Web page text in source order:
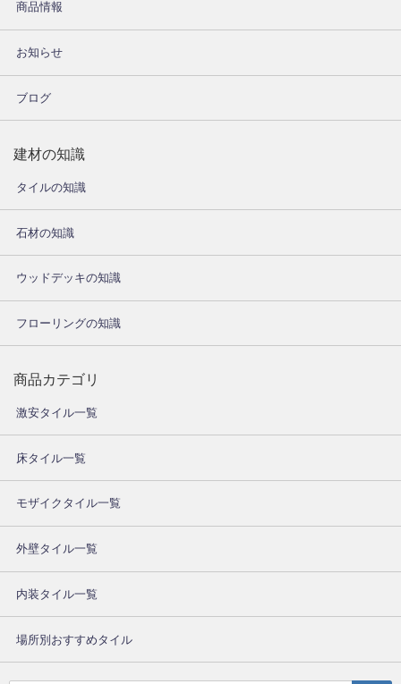
商品情報
お知らせ
ブログ
建材の知識
タイルの知識
石材の知識
ウッドデッキの知識
フローリングの知識
商品カテゴリ
激安タイル一覧
床タイル一覧
モザイクタイル一覧
外壁タイル一覧
内装タイル一覧
場所別おすすめタイル